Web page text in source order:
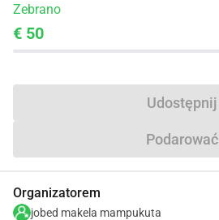
Zebrano
€ 50
Udostępnij
Podarować
Organizatorem
jobed makela mampukuta